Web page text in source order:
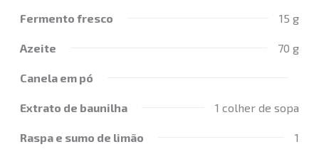
Fermento fresco 15 g
Azeite 70 g
Canela em pó
Extrato de baunilha 1 colher de sopa
Raspa e sumo de limão 1